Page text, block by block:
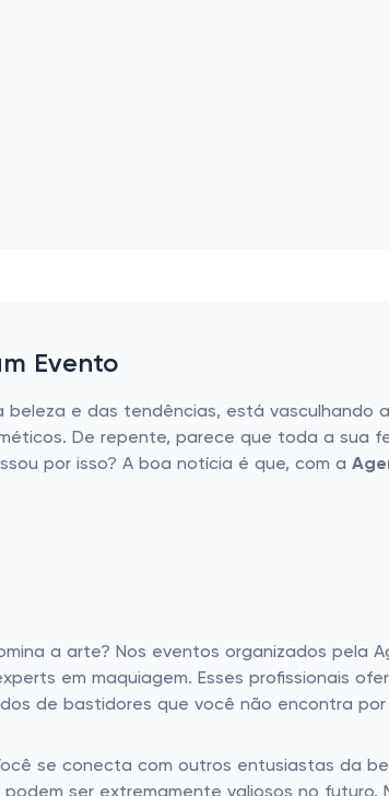
Evento
e das tendências, está vasculhando
De repente, parece que toda a sua
por isso? A boa notícia é que, com a
a arte? Nos eventos organizados pela
em maquiagem. Esses profissionais
de bastidores que você não encontra
se conecta com outros entusiastas da